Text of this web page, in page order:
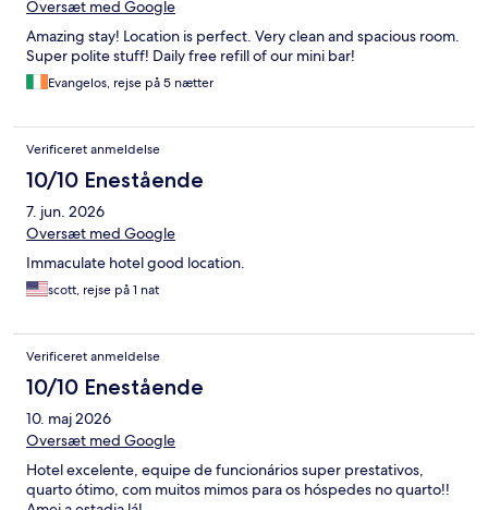
Oversæt med Google
Amazing stay! Location is perfect. Very clean and spacious room.
Super polite stuff! Daily free refill of our mini bar!
Evangelos, rejse på 5 nætter
Verificeret anmeldelse
10/10 Enestående
7. jun. 2026
Oversæt med Google
Immaculate hotel good location.
scott, rejse på 1 nat
Verificeret anmeldelse
10/10 Enestående
10. maj 2026
Oversæt med Google
Hotel excelente, equipe de funcionários super prestativos,
quarto ótimo, com muitos mimos para os hóspedes no quarto!!